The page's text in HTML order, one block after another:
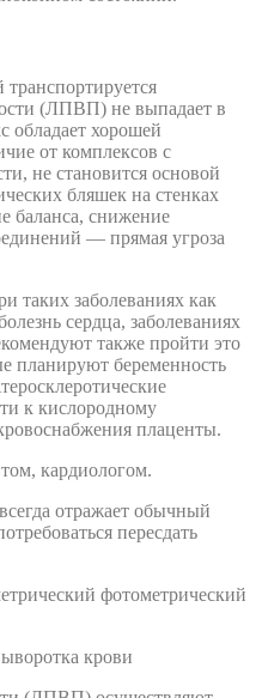
(ЛПВП) не выпадает в
обладает хорошей
от комплексов с
не становится основой
бляшек на стенках
баланса, снижение
— прямая угроза
таких заболеваниях как
сердца, заболеваниях
также пройти это
планируют беременность
к кислородному
плаценты.
кардиологом.
отражает обычный
пересдать
фотометрический
крови